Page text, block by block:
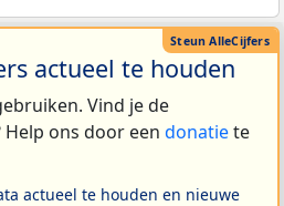
actueel te houden
Vind je de
ons door een donatiete
actueel te houden en nieuwe